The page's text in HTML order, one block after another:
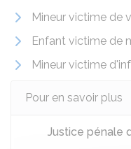
Mineur victime de
Enfant victime de
Mineur victime
Pour en savoir plus
Justice pénale